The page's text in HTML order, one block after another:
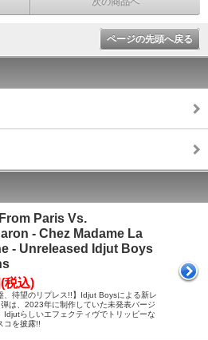
ページの先頭へ戻る
Paris Vs.
- Chez Madame La
- Unreleased Idjut Boys
税込)
、待望のリプレス!!】Idjut Boysによる新レ
は、2023年に制作していた未発表バージ
Idjutらしいエフェクティヴでトリッピーな
コを披露!!